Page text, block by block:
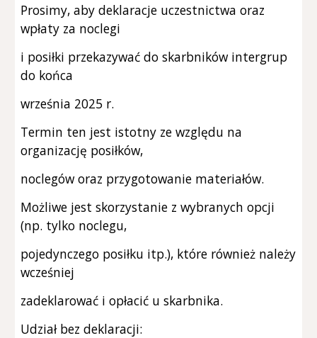
Prosimy, aby deklaracje uczestnictwa oraz
wpłaty za noclegi
i posiłki przekazywać do skarbników intergrup
do końca
września 2025 r.
Termin ten jest istotny ze względu na
organizację posiłków,
noclegów oraz przygotowanie materiałów.
Możliwe jest skorzystanie z wybranych opcji
(np. tylko noclegu,
pojedynczego posiłku itp.), które również należy
wcześniej
zadeklarować i opłacić u skarbnika.
Udział bez deklaracji: